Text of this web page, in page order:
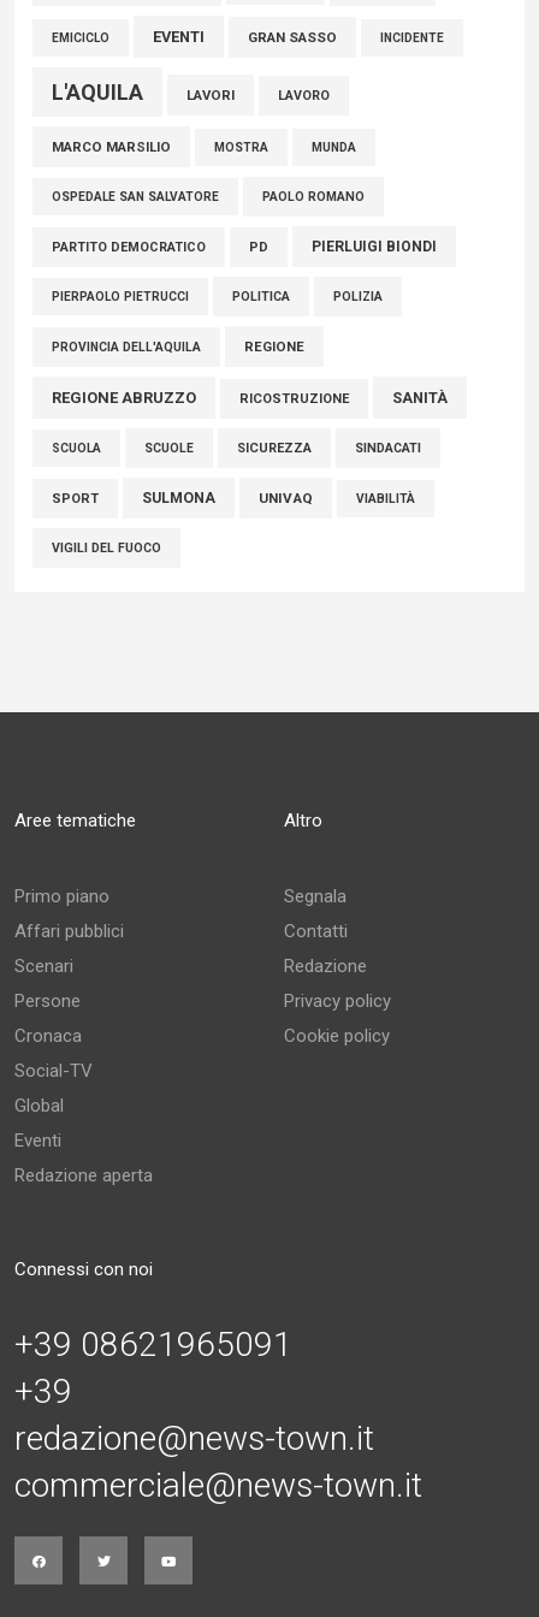
EMICICLO EVENTI GRAN SASSO INCIDENTE
L'AQUILA LAVORI LAVORO
MARCO MARSILIO MOSTRA MUNDA
OSPEDALE SAN SALVATORE PAOLO ROMANO
PARTITO DEMOCRATICO PD PIERLUIGI BIONDI
PIERPAOLO PIETRUCCI POLITICA POLIZIA
PROVINCIA DELL'AQUILA REGIONE
REGIONE ABRUZZO RICOSTRUZIONE SANITÀ
SCUOLA SCUOLE SICUREZZA SINDACATI
SPORT SULMONA UNIVAQ VIABILITÀ
VIGILI DEL FUOCO
Aree tematiche
Primo piano
Affari pubblici
Scenari
Persone
Cronaca
Social-TV
Global
Eventi
Redazione aperta
Altro
Segnala
Contatti
Redazione
Privacy policy
Cookie policy
Connessi con noi
+39 08621965091
+39
redazione@news-town.it
commerciale@news-town.it